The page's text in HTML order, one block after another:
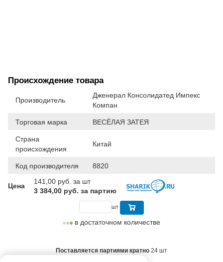
Происхождение товара
Производитель
Дженерал Консолидатед Импекс
Компан
Торговая марка ВЕСЁЛАЯ ЗАТЕЯ
Страна
происхождения
Китай
Код производителя 8820
Цена
141,00 руб. за шт
3 384,00 руб. за партию
шт
в достаточном количестве
Поставляется партиями кратно 24 шт